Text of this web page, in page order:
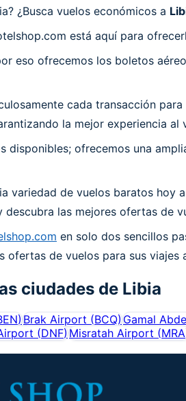
¿Busca vuelos económicos a
está aquí para
eso ofrecemos los boletos
cada transacción
la mejor experiencia al
disponibles; ofrecemos una
variedad de vuelos baratos hoy
las mejores ofertas de
en solo dos sencillos
ofertas de vuelos para sus viajes
ciudades de Libia
)Brak Airport (BCQ)Gamal
(DNF) Misratah Airport (MRA